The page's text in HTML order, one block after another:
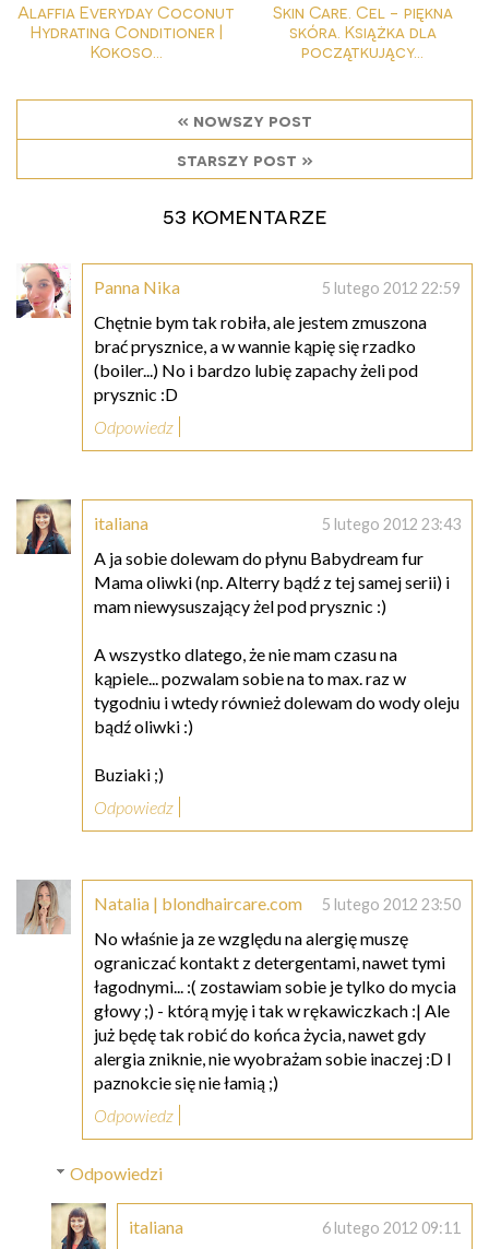
Alaffia Everyday Coconut
Hydrating Conditioner |
Kokoso...
Skin Care. Cel - piękna
skóra. Książka dla
początkujący...
« nowszy post
starszy post »
53 komentarze
Panna Nika 5 lutego 2012 22:59
Chętnie bym tak robiła, ale jestem zmuszona
brać prysznice, a w wannie kąpię się rzadko
(boiler...) No i bardzo lubię zapachy żeli pod
prysznic :D
Odpowiedz
italiana 5 lutego 2012 23:43
A ja sobie dolewam do płynu Babydream fur
Mama oliwki (np. Alterry bądź z tej samej serii) i
mam niewysuszający żel pod prysznic :)
A wszystko dlatego, że nie mam czasu na
kąpiele... pozwalam sobie na to max. raz w
tygodniu i wtedy również dolewam do wody oleju
bądź oliwki :)
Buziaki ;)
Odpowiedz
Natalia | blondhaircare.com 5 lutego 2012 23:50
No właśnie ja ze względu na alergię muszę
ograniczać kontakt z detergentami, nawet tymi
łagodnymi... :( zostawiam sobie je tylko do mycia
głowy ;) - którą myję i tak w rękawiczkach :| Ale
już będę tak robić do końca życia, nawet gdy
alergia zniknie, nie wyobrażam sobie inaczej :D I
paznokcie się nie łamią ;)
Odpowiedz
Odpowiedzi
italiana 6 lutego 2012 09:11